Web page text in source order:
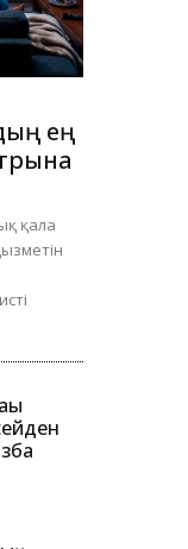
ең
қала